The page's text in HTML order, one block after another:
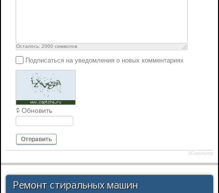
Осталось: 2000 символов
Подписаться на уведомления о новых комментариях
Обновить
Отправить
JComments
Ремонт стиральных машин